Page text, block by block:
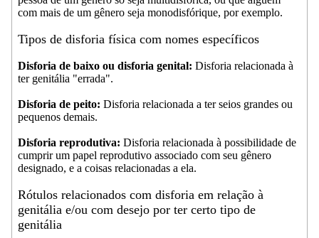
com mais de um gênero seja monodisfórique, por exemplo.
Tipos de disforia física com nomes específicos
Disforia de baixo ou disforia genital: Disforia relacionada à
ter genitália "errada".
Disforia de peito: Disforia relacionada a ter seios grandes ou
pequenos demais.
Disforia reprodutiva: Disforia relacionada à possibilidade de
cumprir um papel reprodutivo associado com seu gênero
designado, e a coisas relacionadas a ela.
Rótulos relacionados com disforia em relação à
genitália e/ou com desejo por ter certo tipo de
genitália